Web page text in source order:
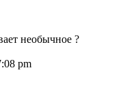
необычное ?
pm